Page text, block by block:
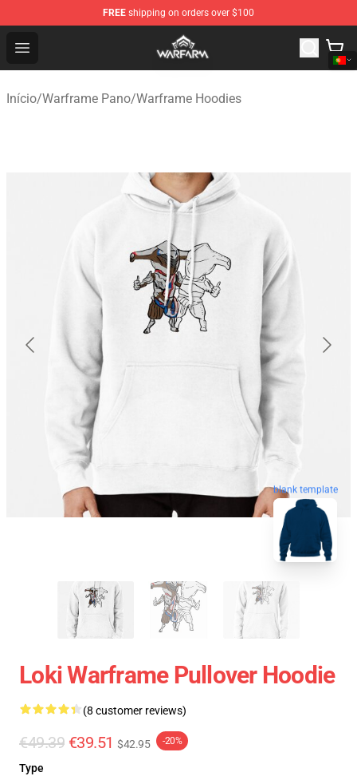
FREE shipping on orders over $100
Open menu
Warframe Shop - Official Warframe Merchandise Store
Início/Warframe Pano/Warframe Hoodies
blank template
Loki Warframe Pullover Hoodie
(8 customer reviews)
€49.39 €39.51 $42.95 -20%
Type